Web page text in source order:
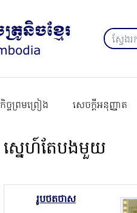
កិច្ចព្រមព្រៀង សេចក្ដីអនុញ្ញាត
ស្នេហ៍តែបងមួយ
រូបថតថាស